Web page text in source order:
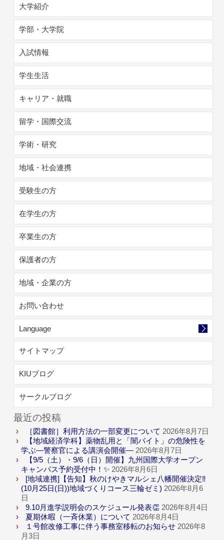
大学紹介
学部・大学院
入試情報
学生生活
キャリア・就職
留学・国際交流
学術・研究
地域・社会連携
受験生の方
在学生の方
卒業生の方
保護者の方
地域・企業の方
お問い合わせ
Language
サイトマップ
KIUブログ
サークルブログ
最近の投稿
［図書館］利用方法の一部変更について 2026年8月7日
【地域経済学科】薬物乱用と「闇バイト」の危険性を
学ぶ―警察官による講演会開催― 2026年8月7日
【9/5（土）・9/6（日）開催】九州国際大学オープン
キャンパス予約受付中！✨ 2026年8月6日
[地域連携]【告知】秋のけやきマルシェ八幡開催決定‼
(10月25日(日))地域づくりコース三輪ゼミ) 2026年8月6
日
9.10月進学説明会のスケジュール発表👏 2026年8月4日
夏期休暇（一斉休業）について 2026年8月4日
１号館改修工事に伴う事務室移転のお知らせ 2026年8
月3日